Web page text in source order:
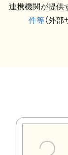
連携機関が提供
件等（外